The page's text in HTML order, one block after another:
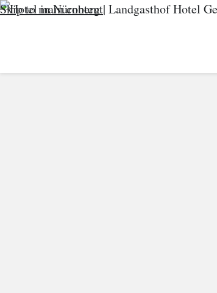
Skip to main content